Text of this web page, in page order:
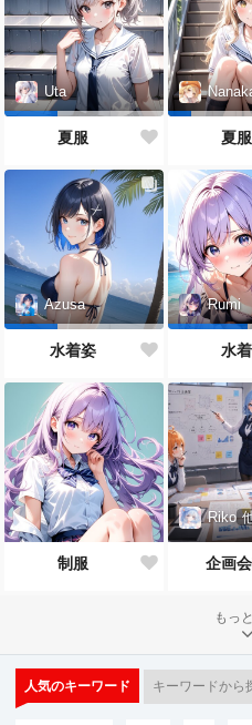
Uta
夏服 夏服
Azusa
水着姿
Rumi
水着
制服
Riko
企画
もっ
人気のキーワード キーワードから